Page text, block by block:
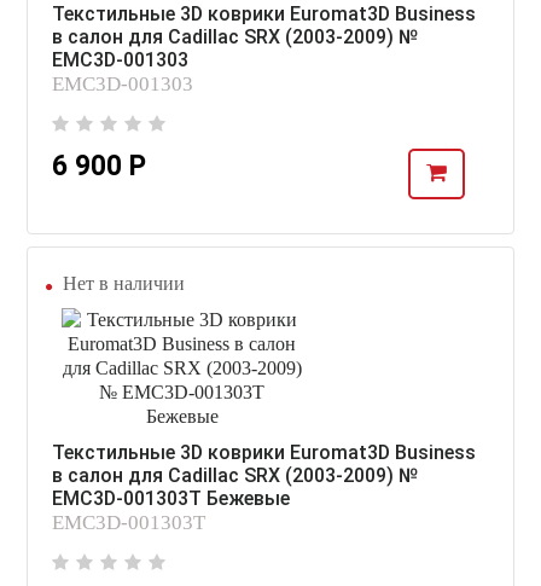
Текстильные 3D коврики Euromat3D Business
в салон для Cadillac SRX (2003-2009) №
EMC3D-001303
EMC3D-001303
6 900 Р
Нет в наличии
Текстильные 3D коврики Euromat3D Business
в салон для Cadillac SRX (2003-2009) №
EMC3D-001303T Бежевые
EMC3D-001303T